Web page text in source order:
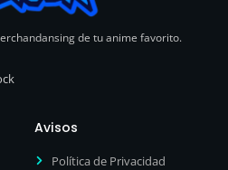
de tu anime favorito.
Avisos
Política de Privacidad